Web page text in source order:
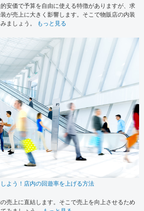
安価で予算を自由に使える特徴がありますが、求
が売上に大きく影響します。そこで物販店の内装
ましょう。
もっと見る
よう！店内の回遊率を上げる方法
売上に直結します。そこで売上を向上させるため